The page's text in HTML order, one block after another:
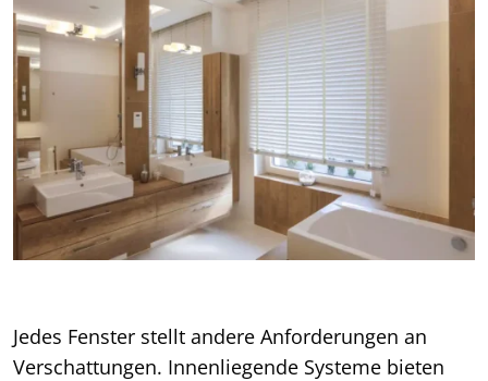
Jedes Fenster stellt andere Anforderungen an
Verschattungen. Innenliegende Systeme bieten